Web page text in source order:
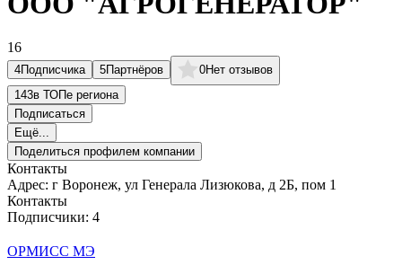
16
4Подписчика 5Партнёров 0Нет отзывов
143в ТОПе региона
Подписаться
Ещё...
Поделиться профилем компании
Контакты
Адрес: г Воронеж, ул Генерала Лизюкова, д 2Б, пом 1
Контакты
Подписчики: 4
ОРМИСС МЭ